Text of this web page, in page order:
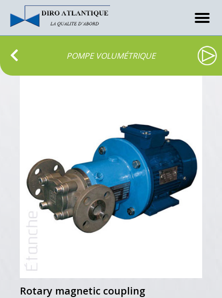
POMPE VOLUMÉTRIQUE
Rotary magnetic coupling